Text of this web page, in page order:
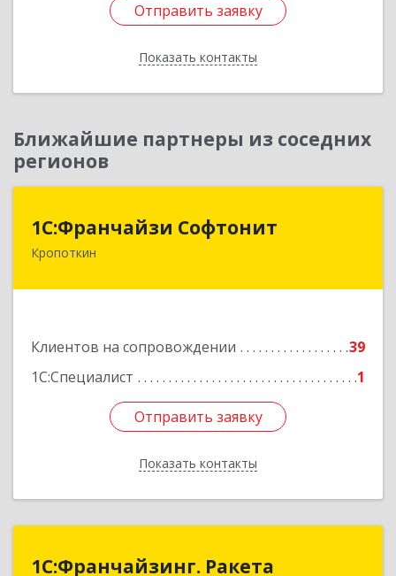
Отправить заявку
Показать контакты
Отправить заявку
Назад
Ближайшие партнеры из соседних
регионов
1С:Франчайзи Софтонит
Кропоткин
Клиентов на сопровождении
39
1С:Специалист
1
Отправить заявку
Показать контакты
1С:Франчайзи Софтонит
352380, Краснодарский край, Кавказский р-н,
Отправить заявку
Назад
1С:Франчайзинг. Ракета
1С:Франчайзинг. Ракета